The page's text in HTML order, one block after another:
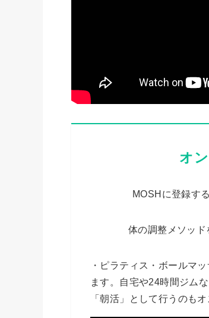
オ
MOSHに登録す
体の調整メソッ
・ピラティス・ボールマ
ます。自宅や24時間ジム
「朝活」として行うのもオ